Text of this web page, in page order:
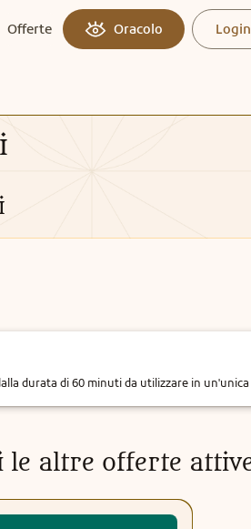
Offerte Oracolo Login
durata di 60 minuti da utilizzare in
le altre offerte